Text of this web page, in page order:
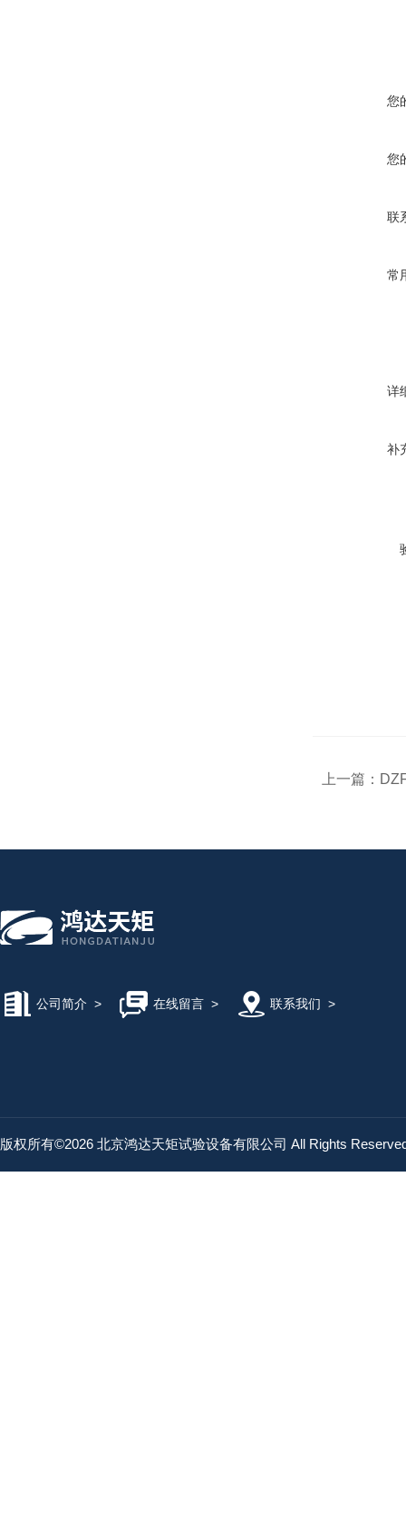
您
您
联
常
详
补
上一篇：
公司简介 > 在线留言> 联系我们 >
版权所有©2026 北京鸿达天矩试验设备有限公司 All Rights